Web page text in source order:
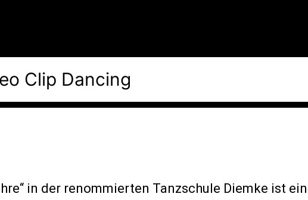
Clip Dancing
in der renommierten Tanzschule Diemke ist